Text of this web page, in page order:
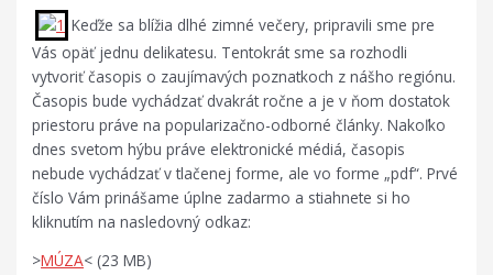
Keďže sa blížia dlhé zimné večery, pripravili sme pre
Vás opäť jednu delikatesu. Tentokrát sme sa rozhodli
vytvoriť časopis o zaujímavých poznatkoch z nášho regiónu.
Časopis bude vychádzať dvakrát ročne a je v ňom dostatok
priestoru práve na popularizačno-odborné články. Nakoľko
dnes svetom hýbu práve elektronické médiá, časopis
nebude vychádzať v tlačenej forme, ale vo forme „pdf“. Prvé
číslo Vám prinášame úplne zadarmo a stiahnete si ho
kliknutím na nasledovný odkaz:
>MÚZA< (23 MB)